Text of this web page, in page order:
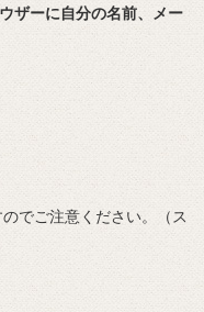
ザーに自分の名前、メー
でご注意ください。（ス